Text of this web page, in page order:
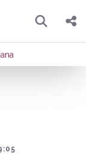
Pesquisar